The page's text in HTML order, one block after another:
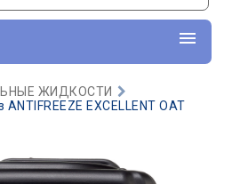
ЖИДКОСТИ
EXCELLENT OAT